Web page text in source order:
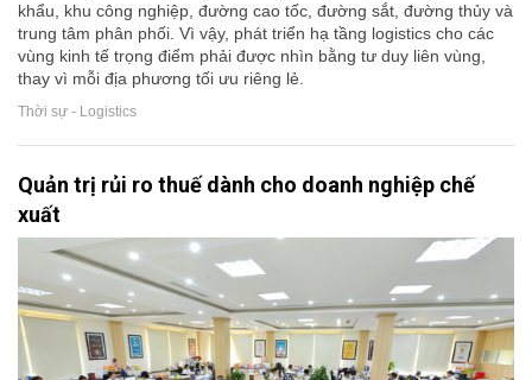
khẩu, khu công nghiệp, đường cao tốc, đường sắt, đường thủy và
trung tâm phân phối. Vì vậy, phát triển hạ tầng logistics cho các
vùng kinh tế trọng điểm phải được nhìn bằng tư duy liên vùng,
thay vì mỗi địa phương tối ưu riêng lẻ.
Thời sự - Logistics
Quản trị rủi ro thuế dành cho doanh nghiệp chế
xuất